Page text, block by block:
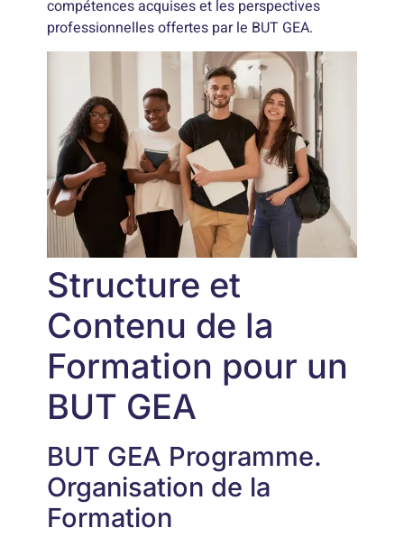
compétences acquises et les perspectives
professionnelles offertes par le BUT GEA.
Structure et
Contenu de la
Formation pour un
BUT GEA
BUT GEA Programme.
Organisation de la
Formation